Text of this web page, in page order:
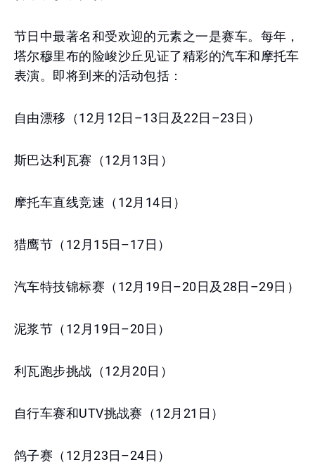
节日中最著名和受欢迎的元素之一是赛车。每年，
塔尔穆里布的险峻沙丘见证了精彩的汽车和摩托车
表演。即将到来的活动包括：
自由漂移（12月12日–13日及22日–23日）
斯巴达利瓦赛（12月13日）
摩托车直线竞速（12月14日）
猎鹰节（12月15日–17日）
汽车特技锦标赛（12月19日–20日及28日–29日）
泥浆节（12月19日–20日）
利瓦跑步挑战（12月20日）
自行车赛和UTV挑战赛（12月21日）
鸽子赛（12月23日–24日）